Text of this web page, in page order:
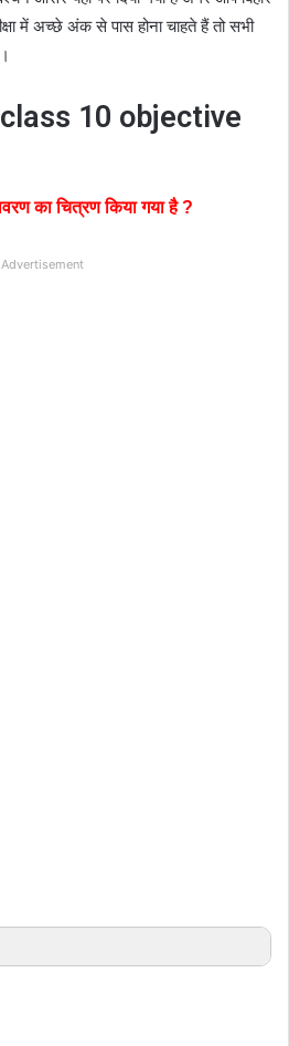
में अच्छे अंक से पास होना चाहते हैं तो सभी
10 objective
का चित्रण किया गया है ?
Advertisement
करने के लिए कौन संस्था है ?